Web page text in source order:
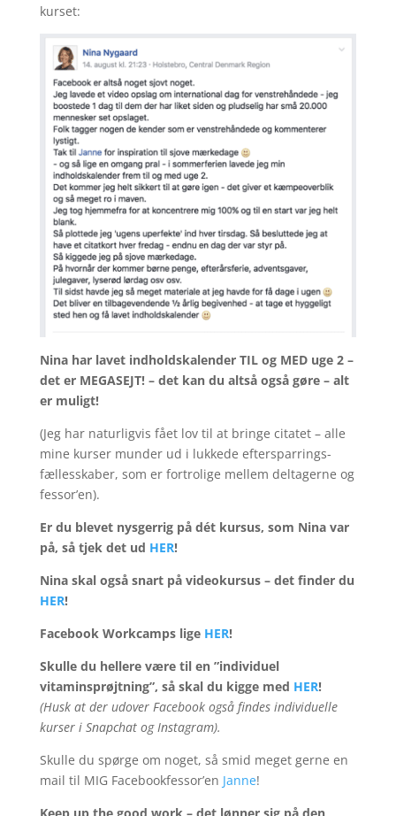
kurset:
Nina har lavet indholdskalender TIL og MED uge 2 –
det er MEGASEJT! – det kan du altså også gøre – alt
er muligt!
(Jeg har naturligvis fået lov til at bringe citatet – alle
mine kurser munder ud i lukkede eftersparrings-
fællesskaber, som er fortrolige mellem deltagerne og
fessor’en).
Er du blevet nysgerrig på dét kursus, som Nina var
på, så tjek det ud HER!
Nina skal også snart på videokursus – det finder du
HER!
Facebook Workcamps lige HER!
Skulle du hellere være til en ”individuel
vitaminsprøjtning”, så skal du kigge med HER!
(Husk at der udover Facebook også findes individuelle
kurser i Snapchat og Instagram).
Skulle du spørge om noget, så smid meget gerne en
mail til MIG Facebookfessor’en Janne!